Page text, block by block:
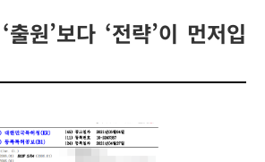
원’보다 ‘전략’이 먼저입